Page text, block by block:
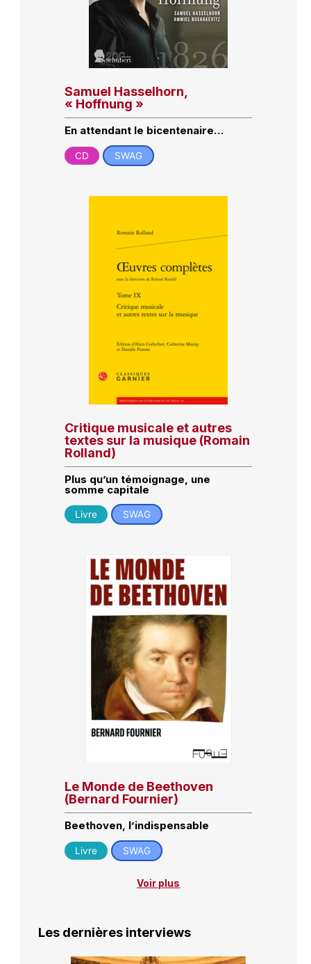
Samuel Hasselhorn,
« Hoffnung »
En attendant le bicentenaire…
CD SWAG
Critique musicale et autres
textes sur la musique (Romain
Rolland)
Plus qu’un témoignage, une
somme capitale
Livre SWAG
Le Monde de Beethoven
(Bernard Fournier)
Beethoven, l’indispensable
Livre SWAG
Voir plus
Les dernières interviews